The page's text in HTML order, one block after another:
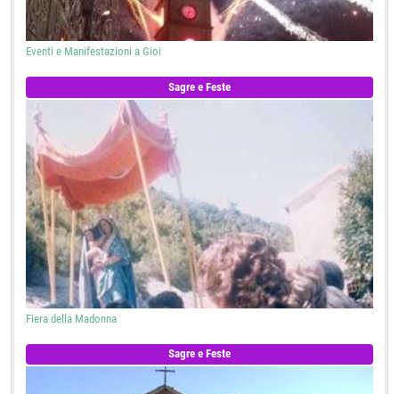
Eventi e Manifestazioni a Gioi
Sagre e Feste
Fiera della Madonna
Sagre e Feste